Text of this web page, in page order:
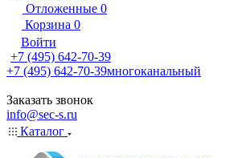
Отложенные 0
Корзина 0
Войти
+7 (495) 642-70-39
+7 (495) 642-70-39многоканальный
Заказать звонок
info@sec-s.ru
Каталог